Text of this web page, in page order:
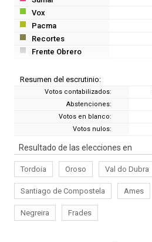
Vox
Pacma
Recortes
Frente Obrero
Resumen del escrutinio:
Votos contabilizados:
Abstenciones:
Votos en blanco:
Votos nulos:
Resultado de las elecciones en
Tordoia Oroso Val do Dubra
Santiago de Compostela Ames
Negreira Frades